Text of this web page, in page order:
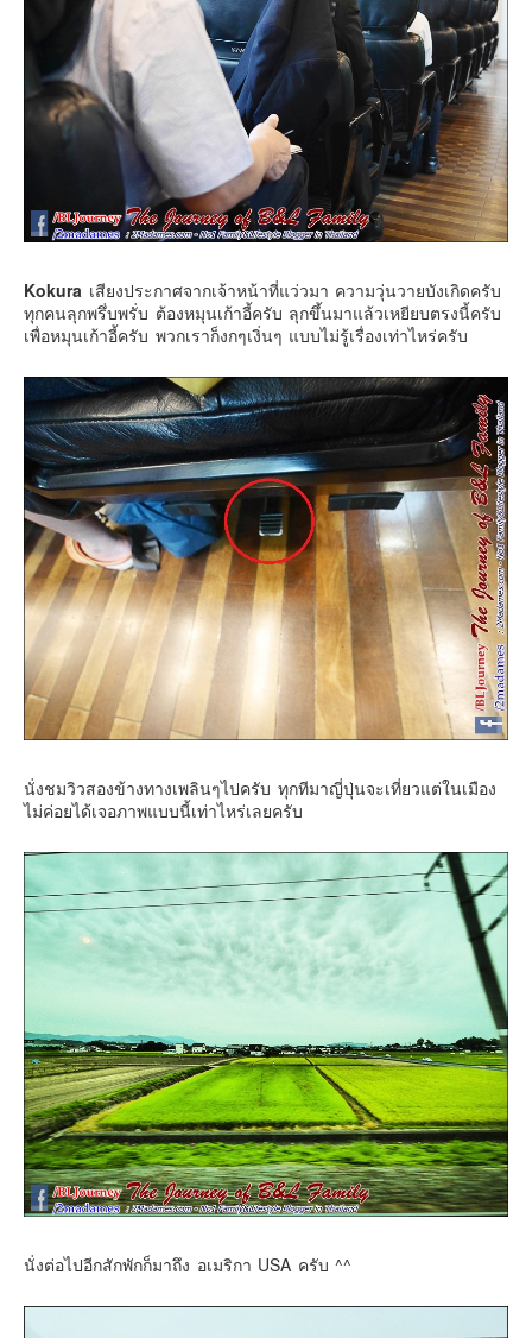
Kokura เสียงประกาศจากเจ้าหน้าที่แว่วมา ความวุ่นวายบังเกิดครับ
ทุกคนลุกพรึ่บพรั่บ ต้องหมุนเก้าอี้ครับ ลุกขึ้นมาแล้วเหยียบตรงนี้ครับ
เพื่อหมุนเก้าอี้ครับ พวกเราก็งกๆเงิ่นๆ แบบไม่รู้เรื่องเท่าไหร่ครับ
นั่งชมวิวสองข้างทางเพลินๆไปครับ ทุกทีมาญี่ปุ่นจะเที่ยวแต่ในเมือง
ไม่ค่อยได้เจอภาพแบบนี้เท่าไหร่เลยครับ
นั่งต่อไปอีกสักพักก็มาถึง อเมริกา USA ครับ ^^